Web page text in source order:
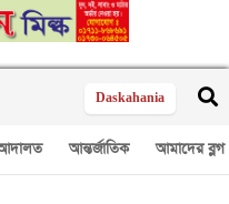
Daskahania
আন্তর্জাতিক আমাদের ব্লগ